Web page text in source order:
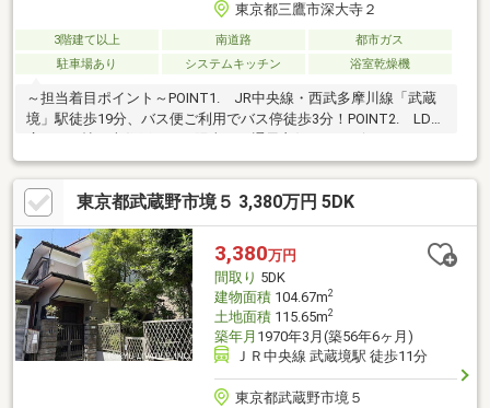
東京都三鷹市深大寺２
3階建て以上 南道路
都市ガス
駐車場あり
システムキッチン 浴室乾燥機
～担当着目ポイント～POINT1. JR中央線・西武多摩川線「武蔵
境」駅徒歩19分、バス便ご利用でバス停徒歩3分！POINT2. LDK
レージ付き3LDKタイプ♪POINT3. 小・中学校が徒歩5分圏内！お
子様の通学も安心の立地です！
東京都武蔵野市境５ 3,380万円 5DK
3,380万円
間取り 5DK
建物面積104.67m2
土地面積115.65m2
築年月 1970年3月(築56年6ヶ月)
ＪＲ中央線 武蔵境駅 徒歩11分
東京都武蔵野市境５